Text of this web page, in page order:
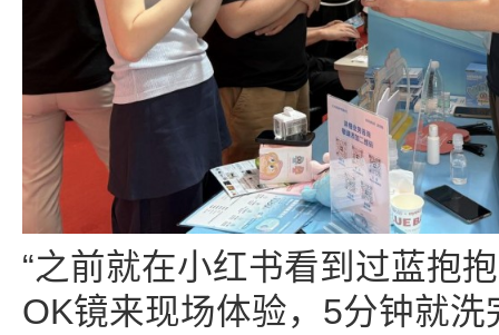
“之前就在小红书看到过蓝抱
OK镜来现场体验，5分钟就